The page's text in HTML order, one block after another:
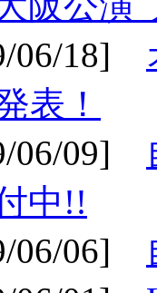
06/18]
表！
06/09]
中!!
06/06]